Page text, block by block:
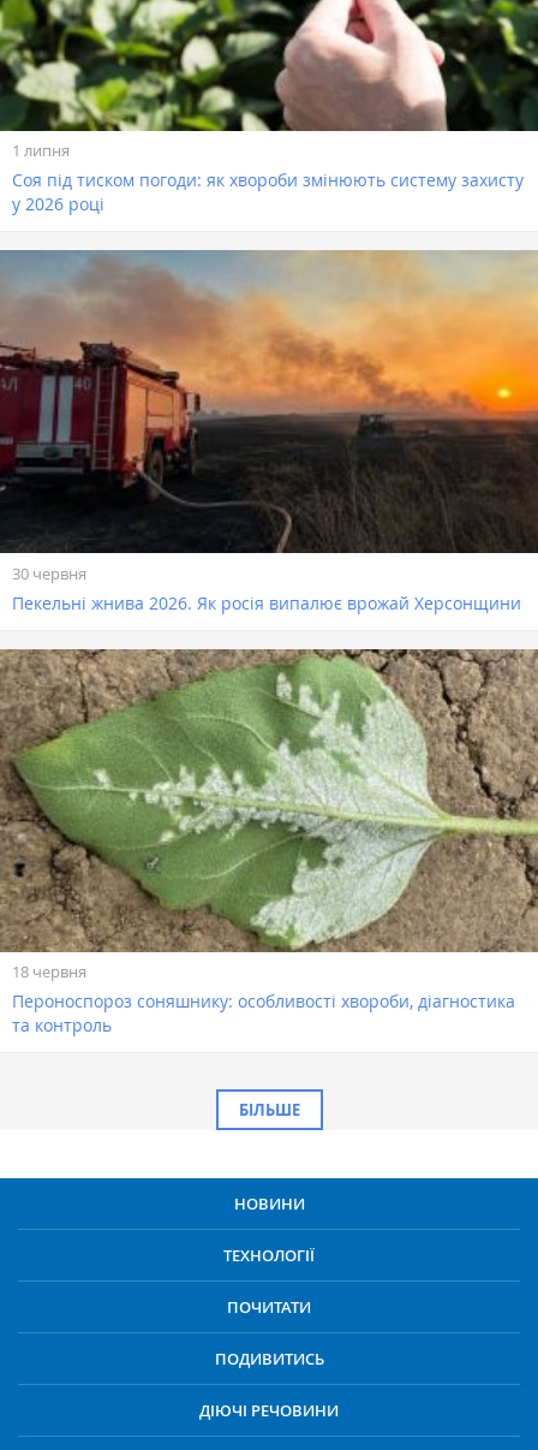
1 липня
Соя під тиском погоди: як хвороби змінюють систему захисту
у 2026 році
30 червня
Пекельні жнива 2026. Як росія випалює врожай Херсонщини
18 червня
Пероноспороз соняшнику: особливості хвороби, діагностика
та контроль
БІЛЬШЕ
НОВИНИ
ТЕХНОЛОГІЇ
ПОЧИТАТИ
ПОДИВИТИСЬ
ДІЮЧІ РЕЧОВИНИ